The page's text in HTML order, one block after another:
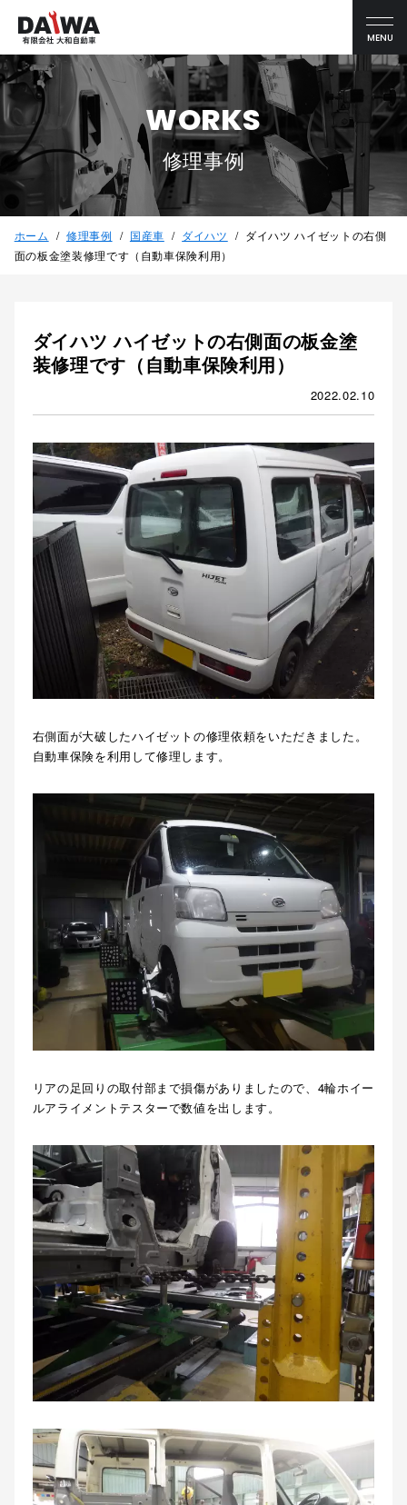
MENU
WORKS
修理事例
ホーム 修理事例 国産車 ダイハツ
ダイハツ ハイゼットの右側
面の板金塗装修理です（自動車保険利用）
ダイハツ ハイゼットの右側面の板金塗
装修理です（自動車保険利用）
2022.02.10
右側面が大破したハイゼットの修理依頼をいただきました。
自動車保険を利用して修理します。
リアの足回りの取付部まで損傷がありましたので、4輪ホイー
ルアライメントテスターで数値を出します。